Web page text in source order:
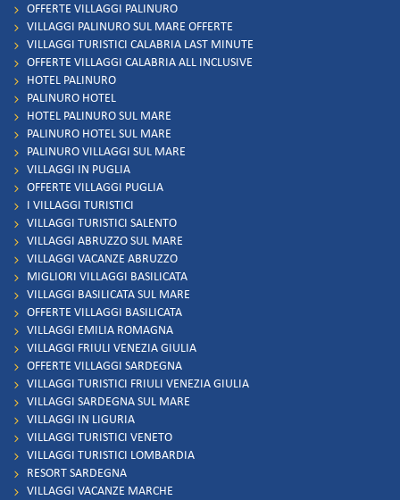
OFFERTE VILLAGGI PALINURO
VILLAGGI PALINURO SUL MARE OFFERTE
VILLAGGI TURISTICI CALABRIA LAST MINUTE
OFFERTE VILLAGGI CALABRIA ALL INCLUSIVE
HOTEL PALINURO
PALINURO HOTEL
HOTEL PALINURO SUL MARE
PALINURO HOTEL SUL MARE
PALINURO VILLAGGI SUL MARE
VILLAGGI IN PUGLIA
OFFERTE VILLAGGI PUGLIA
I VILLAGGI TURISTICI
VILLAGGI TURISTICI SALENTO
VILLAGGI ABRUZZO SUL MARE
VILLAGGI VACANZE ABRUZZO
MIGLIORI VILLAGGI BASILICATA
VILLAGGI BASILICATA SUL MARE
OFFERTE VILLAGGI BASILICATA
VILLAGGI EMILIA ROMAGNA
VILLAGGI FRIULI VENEZIA GIULIA
OFFERTE VILLAGGI SARDEGNA
VILLAGGI TURISTICI FRIULI VENEZIA GIULIA
VILLAGGI SARDEGNA SUL MARE
VILLAGGI IN LIGURIA
VILLAGGI TURISTICI VENETO
VILLAGGI TURISTICI LOMBARDIA
RESORT SARDEGNA
VILLAGGI VACANZE MARCHE